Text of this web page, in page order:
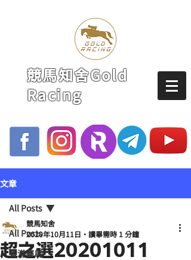
競馬知舍Gold
Racing
文章
All Posts
香港賽馬
All Posts
超之選20201011
競馬知舍
2020年10月11日
讀畢需時 1 分鐘